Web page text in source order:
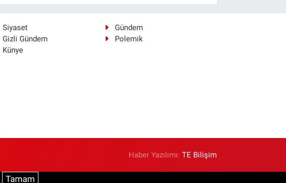
Siyaset
Gündem
Gizli Gündem
Polemik
Künye
Haber Yazılımı:TE Bilişim
Tamam